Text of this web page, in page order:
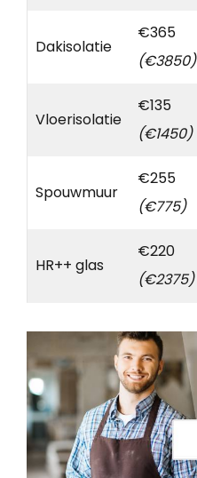
Dakisolatie
€365
(€3850)
Vloerisolatie
€135
(€1450)
Spouwmuur
€255
(€775)
HR++ glas
€220
(€2375)